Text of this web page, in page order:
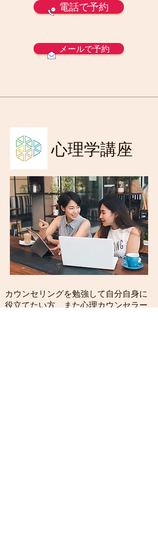
電話で予約
メールで予約
心理学講座
カウンセリングを勉強して自分自身に
役立てたい方、また心理カウンセラー